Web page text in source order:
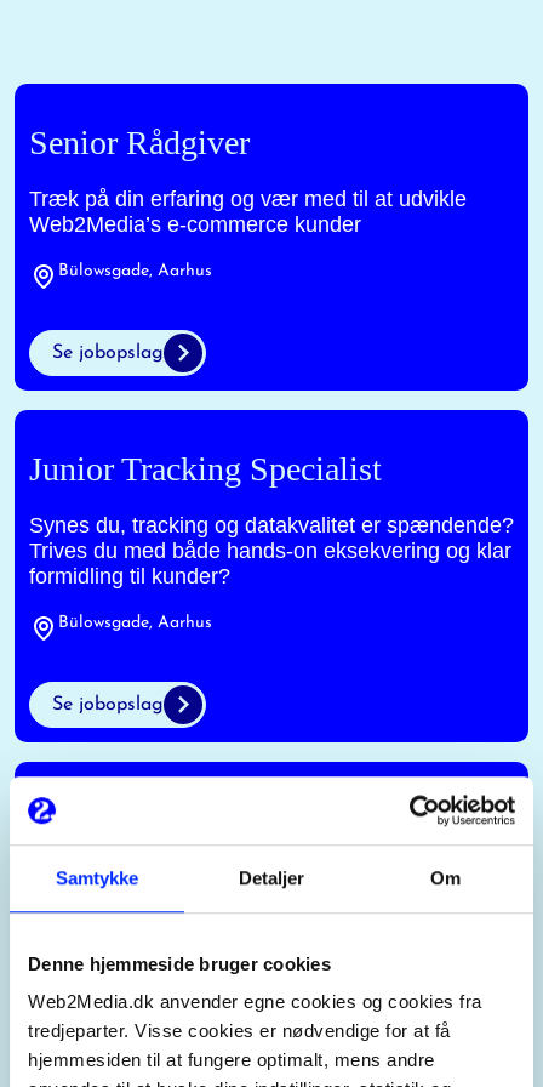
Samtykke Detaljer Om
Denne hjemmeside bruger cookies
Web2Media.dk anvender egne cookies og cookies fra
tredjeparter. Visse cookies er nødvendige for at få
hjemmesiden til at fungere optimalt, mens andre
Senior Rådgiver
Træk på din erfaring og vær med til at udvikle
Web2Media’s e-commerce kunder
Bülowsgade, Aarhus
Se jobopslag
Junior Tracking Specialist
Synes du, tracking og datakvalitet er spændende?
Trives du med både hands-on eksekvering og klar
formidling til kunder?
Bülowsgade, Aarhus
Se jobopslag
Senior Paid Social Specialist
Vil du bringe dine Paid Social-evner i spil hos et
Bülowsgade, Aarhus
Se jobopslag